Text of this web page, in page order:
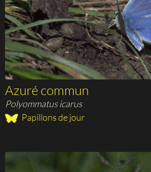
Azuré commun
Polyommatus icarus
Papillons de jour